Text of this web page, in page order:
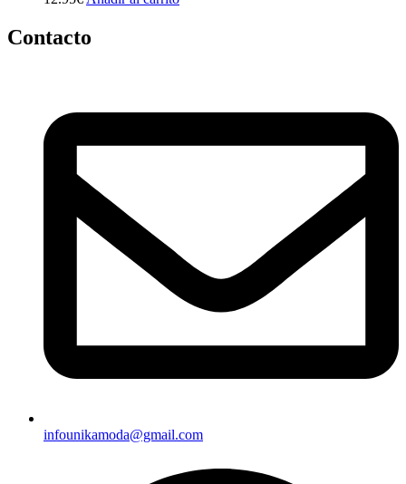
Contacto
infounikamoda@gmail.com